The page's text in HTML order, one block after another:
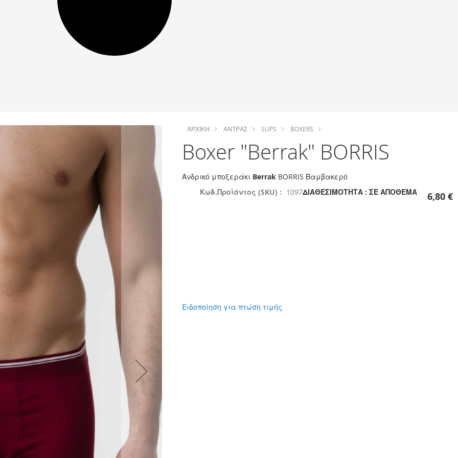
ΑΡΧΙΚΉ ΆΝΤΡΑΣ SLIPS BOXERS
Boxer "Berrak" BORRIS
Ανδρικό μποξεράκι Berrak BORRIS Βαμβακερό
ΔΙΑΘΕΣΙΜΌΤΗΤΑ : ΣΕ ΑΠΌΘΕΜΑ
Κωδ.Προϊόντος (SKU) : 1097 6,80 €
Ειδοποίηση για πτώση τιμής